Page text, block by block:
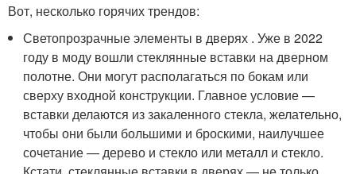
Вот, несколько горячих трендов:
Светопрозрачные элементы в дверях . Уже в 2022
году в моду вошли стеклянные вставки на дверном
полотне. Они могут располагаться по бокам или
сверху входной конструкции. Главное условие —
вставки делаются из закаленного стекла, желательно,
чтобы они были большими и броскими, наилучшее
сочетание — дерево и стекло или металл и стекло.